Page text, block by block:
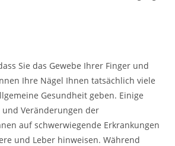
Sie das Gewebe Ihrer Finger und
Ihre Nägel Ihnen tatsächlich viele
Gesundheit geben. Einige
Veränderungen der
auf schwerwiegende Erkrankungen
und Leber hinweisen. Während